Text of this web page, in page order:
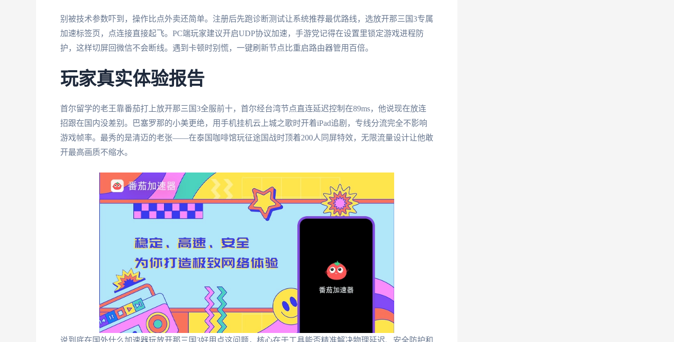
别被技术参数吓到，操作比点外卖还简单。注册后先跑诊断测试让系统推荐最优路线，选放开那三国3专属
加速标签页，点连接直接起飞。PC端玩家建议开启UDP协议加速，手游党记得在设置里锁定游戏进程防
护，这样切屏回微信不会断线。遇到卡顿时别慌，一键刷新节点比重启路由器管用百倍。
玩家真实体验报告
首尔留学的老王靠番茄打上放开那三国3全服前十，首尔经台湾节点直连延迟控制在89ms，他说现在放连
招跟在国内没差别。巴塞罗那的小美更绝，用手机挂机云上城之歌时开着iPad追剧，专线分流完全不影响
游戏帧率。最秀的是清迈的老张——在泰国咖啡馆玩征途国战时顶着200人同屏特效，无限流量设计让他敢
开最高画质不缩水。
说到底在国外什么加速器玩放开那三国3好用点这问题，核心在于工具能否精准解决物理延迟、安全防护和